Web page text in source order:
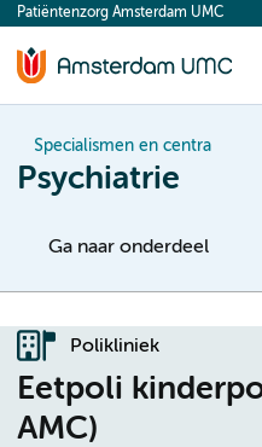
content
Patiëntenzorg Amsterdam UMC
Specialismen en centra
Psychiatrie
Ga naar onderdeel
Polikliniek
Eetpoli
AMC)